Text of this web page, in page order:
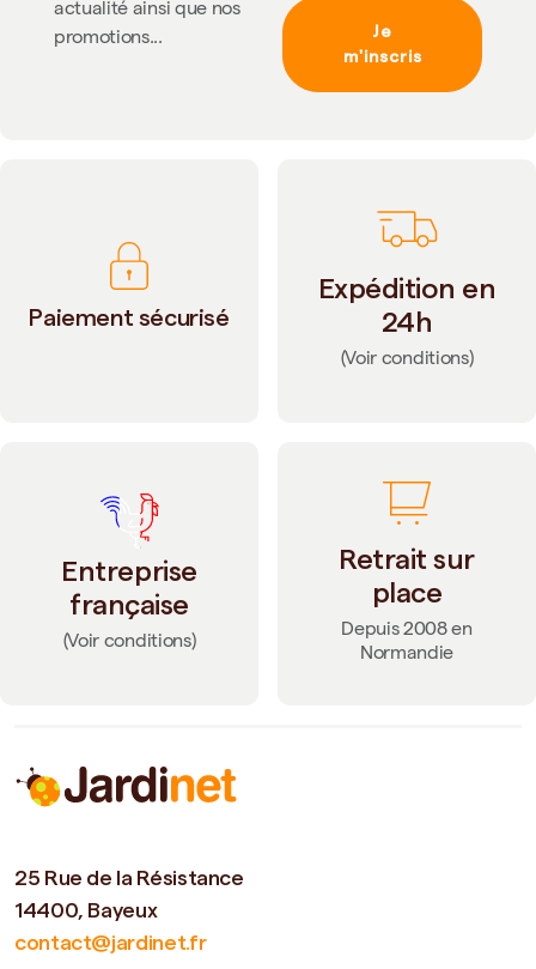
actualité ainsi que nos
promotions...
Je
m'inscris
Paiement sécurisé
Expédition en
24h
(Voir conditions)
Entreprise
française
(Voir conditions)
Retrait sur
place
Depuis 2008 en
Normandie
25 Rue de la Résistance
14400, Bayeux
contact@jardinet.fr